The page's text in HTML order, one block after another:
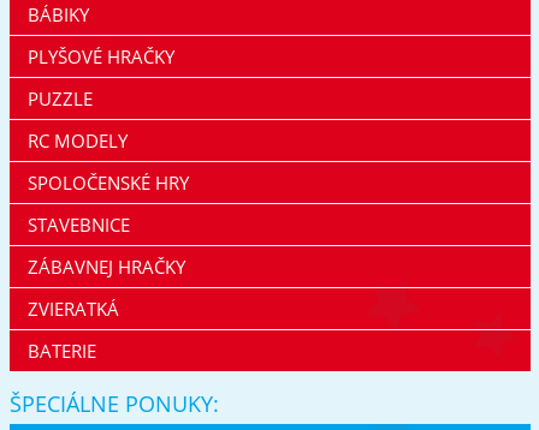
BÁBIKY
PLYŠOVÉ HRAČKY
PUZZLE
RC MODELY
SPOLOČENSKÉ HRY
STAVEBNICE
ZÁBAVNEJ HRAČKY
ZVIERATKÁ
BATERIE
ŠPECIÁLNE PONUKY: